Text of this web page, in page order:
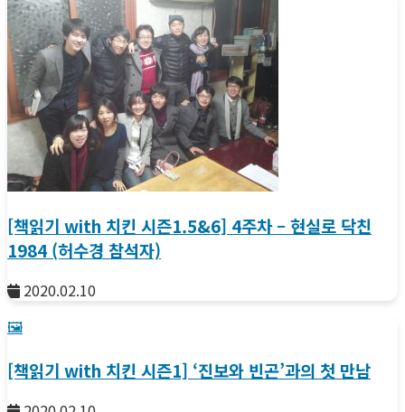
[책읽기 with 치킨 시즌1.5&6] 4주차 – 현실로 닥친
1984 (허수경 참석자)
2020.02.10
🖼️
[책읽기 with 치킨 시즌1] ‘진보와 빈곤’과의 첫 만남